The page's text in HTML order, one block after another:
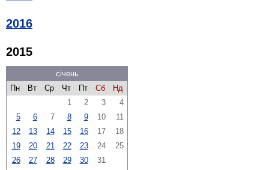
2016
2015
січень
Пн
Вт Ср Чт Пт Сб
Нд
1
2 3
4
5
6 7 8 9 10
11
12
13 14 15 16 17
18
19
20 21 22 23 24
25
26
27 28 29 30 31